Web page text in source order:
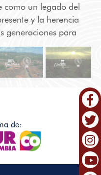
como un legado del
y la herencia
generaciones para
maravillarse y
de Pueblos
para ti
de: